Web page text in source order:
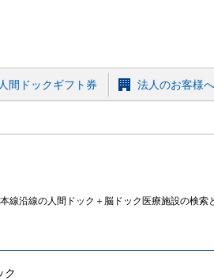
人間ドックギフト券 法人のお客様へ
沿線の人間ドック＋脳ドック医療施設の検索
ク